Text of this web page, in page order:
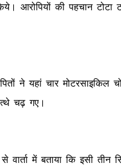
आरोपियों की पहचान टोटा
ने यहां चार मोटरसाइकिल
चढ़ गए।
वार्ता में बताया कि इसी तीन